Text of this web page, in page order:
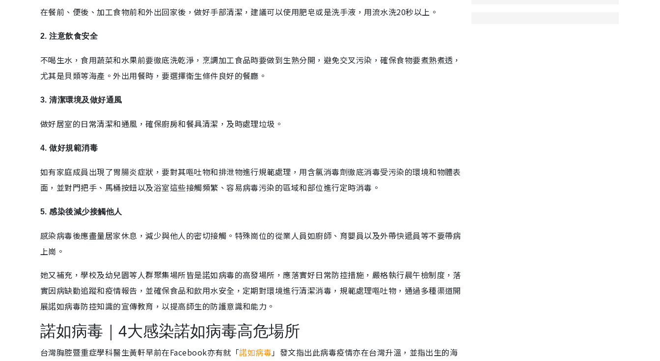
在餐前、便後、加工食物前和外出回家後，做好手部清潔，建議可以使用肥皂或是洗手液，用流水洗20秒以上。
2. 注意飲食安全
不喝生水，食用蔬菜和水果前要徹底洗乾淨，烹調加工食品時要做到生熟分開，避免交叉污染，確保食物要煮熟煮透，
尤其是貝類等海產。外出用餐時，要選擇衛生條件良好的餐廳。
3. 清潔環境及做好通風
做好居室的日常清潔和通風，確保廚房和餐具清潔，及時處理垃圾。
4. 做好規範消毒
如有家庭成員出現了胃腸炎症狀，要對其嘔吐物和排泄物進行規範處理，用含氯消毒劑徹底消毒受污染的環境和物體表
面，並對門把手、馬桶按鈕以及浴室這些接觸頻繁、容易病毒污染的區域和部位進行定時消毒。
5. 感染後減少接觸他人
感染病毒後應盡量居家休息，減少與他人的密切接觸。特殊崗位的從業人員如廚師、育嬰員以及外帶快遞員等不要帶病
上崗。
她又補充，學校及幼兒園等人群聚集場所皆是諾如病毒的高發場所，應落實好日常防控措施，嚴格執行晨午檢制度，落
實因病缺勤追蹤和疫情報告，並確保食品和飲用水安全，定期對環境進行清潔消毒，規範處理嘔吐物，通過多種渠道開
展諾如病毒防控知識的宣傳教育，以提高師生的防護意識和能力。
諾如病毒｜4大感染諾如病毒高危場所
台灣胸腔暨重症學科醫生黃軒早前在Facebook亦有就「諾如病毒 」發文指出此病毒疫情亦在台灣升溫，並指出生的海